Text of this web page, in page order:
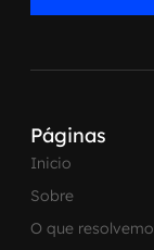
Páginas
Inicio
Sobre
O que